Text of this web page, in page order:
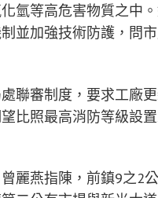
氫等高危害物質之中
並加強技術防護，問
聯審制度，要求工廠
比照最高消防等級設
麗燕指陳，前鎮9之2